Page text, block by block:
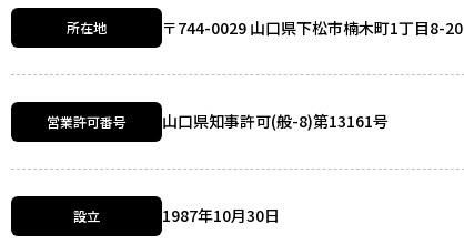
所在地 〒744-0029 山口県下松市楠木町1丁目8-20
営業許可番号 山口県知事許可(般-8)第13161号
設立 1987年10月30日